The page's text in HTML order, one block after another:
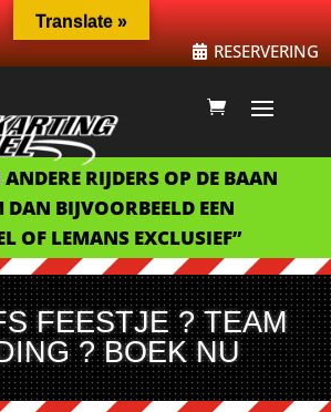
RESERVERING
RIJDERS OP DE BAAN
DAN BIJVOORBEELD EEN
OF LEMANS EXCLUSIEF”
FEESTJE ? TEAM
? BOEK NU
Translate »